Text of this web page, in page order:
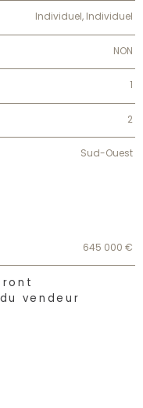
Individuel, Individuel
NON
1
2
Sud-Ouest
645 000 €
vendeur